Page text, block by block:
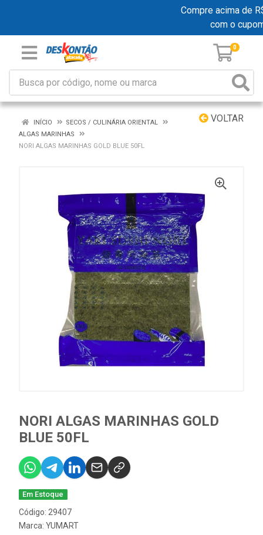
Compre acima de
com o
0
VOLTAR
INÍCIO
SECOS / CULINÁRIA ORIENTAL
ALGAS MARINHAS
NORI ALGAS MARINHAS GOLD BLUE 50FL
NORI ALGAS MARINHAS GOLD
BLUE 50FL
Em Estoque
Código: 29407
Marca: YUMART